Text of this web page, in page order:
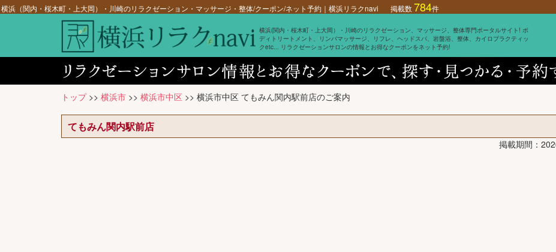
横浜（関内・桜木町・上大岡）・川崎のリラクゼーション・マッサージ・整体/クーポン/ネット予約｜横浜リラクnavi 掲載数784件
横浜(関内・桜木町・上大岡）・川崎のリラクゼーション、マッサージ、整体専門ポータルサイト! ボ
ディトリートメント、リンパマッサージ、リフレ、ヘッドスパ、岩盤浴、整体、カイロプラクティッ
クetc... リラクゼーションサロンの情報とお得なクーポンをネット予約!
トップ>> 横浜市 >> 横浜市中区 >> 横浜市中区 てもみん関内駅前店のご案内
てもみん関内駅前店
掲載期間：